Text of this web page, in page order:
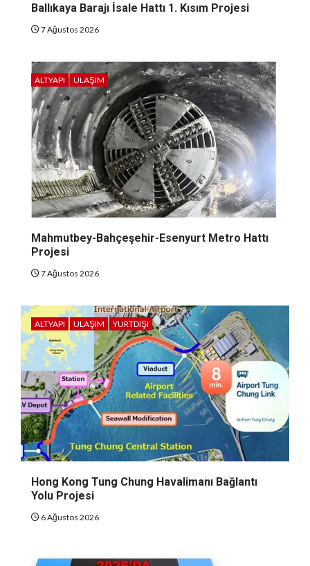
Ballıkaya Barajı İsale Hattı 1. Kısım Projesi
7 Ağustos 2026
ALTYAPI ULAŞIM
Mahmutbey-Bahçeşehir-Esenyurt Metro Hattı
Projesi
7 Ağustos 2026
ALTYAPI ULAŞIM YURTDIŞI
Hong Kong Tung Chung Havalimanı Bağlantı
Yolu Projesi
6 Ağustos 2026